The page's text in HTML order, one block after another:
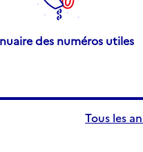
des numéros utiles
Tous les